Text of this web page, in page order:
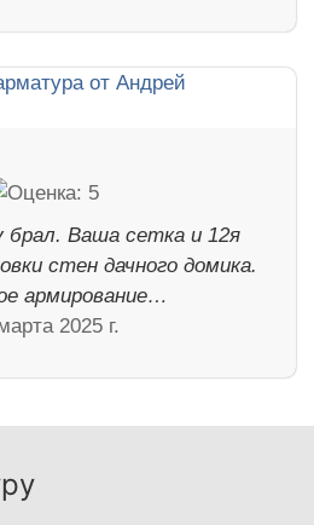
Ваша сетка и 12я
стен дачного домика.
армирование…
2025 г.